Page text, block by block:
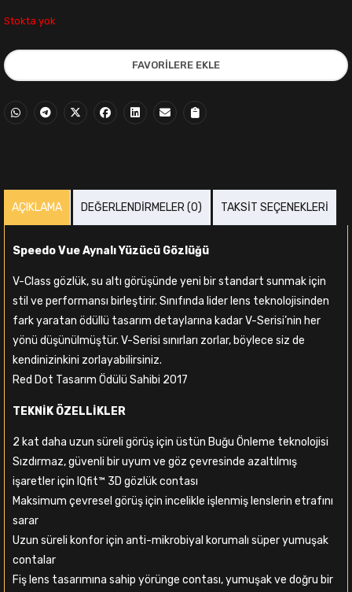
3.950,00₺.fiyat:
3.799,00₺.
Stokta yok
FAVORILERE EKLE
AÇIKLAMA DEĞERLENDIRMELER (0) TAKSIT SEÇENEKLERI
Speedo Vue Aynalı Yüzücü Gözlüğü
V-Class gözlük, su altı görüşünde yeni bir standart sunmak için
stil ve performansı birleştirir. Sınıfında lider lens teknolojisinden
fark yaratan ödüllü tasarım detaylarına kadar V-Serisi’nin her
yönü düşünülmüştür. V-Serisi sınırları zorlar, böylece siz de
kendinizinkini zorlayabilirsiniz.
Red Dot Tasarım Ödülü Sahibi 2017
TEKNİK ÖZELLİKLER
2 kat daha uzun süreli görüş için üstün Buğu Önleme teknolojisi
Sızdırmaz, güvenli bir uyum ve göz çevresinde azaltılmış
işaretler için IQfit™ 3D gözlük contası
Maksimum çevresel görüş için incelikle işlenmiş lenslerin etrafını
sarar
Uzun süreli konfor için anti-mikrobiyal korumalı süper yumuşak
contalar
Fiş lens tasarımına sahip yörünge contası, yumuşak ve doğru bir